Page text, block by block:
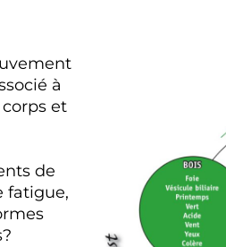
à
et
de
fatigue,